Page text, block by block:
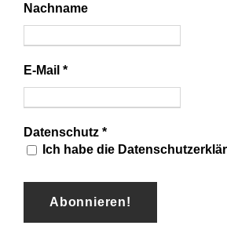
Nachname
E-Mail *
Datenschutz *
Ich habe die